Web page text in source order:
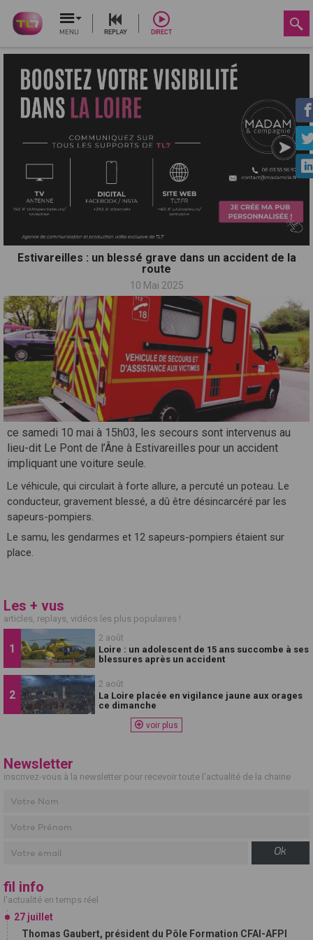
MENU REPLAY DIRECT
Estivareilles : un blessé grave dans un accident de la
route
10 Mai 2025
ce samedi 10 mai à 15h03, les secours sont intervenus au
lieu-dit Le Pont de l’Âne à Estivareilles pour un accident
impliquant une voiture seule.
Le véhicule, qui circulait à forte allure, a percuté un poteau. Le
conducteur, gravement blessé, a dû être désincarcéré par les
sapeurs-pompiers.
Le samu, les gendarmes et 12 sapeurs-pompiers étaient sur
place.
Les + vus
articles, replays, vidéos les plus populaires !
2 août
Loire : un adolescent de 15 ans succombe à ses
blessures après un accident
2 août
La Loire placée en vigilance jaune aux orages
ce dimanche
voir plus
Newsletter
inscrivez-vous à la newsletter pour recevoir toute l'actualité de la chaine
Ok
fil info
l'actualité en temps réel
27 juillet
Thomas Gaubert, président du Pôle Formation CFAI-AFPI